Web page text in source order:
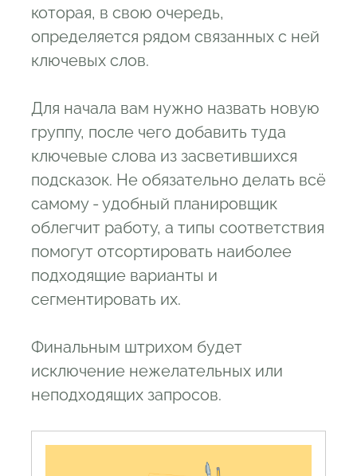
которая, в свою очередь,
определяется рядом связанных с ней
ключевых слов.
Для начала вам нужно назвать новую
группу, после чего добавить туда
ключевые слова из засветившихся
подсказок. Не обязательно делать всё
самому - удобный планировщик
облегчит работу, а типы соответствия
помогут отсортировать наиболее
подходящие варианты и
сегментировать их.
Финальным штрихом будет
исключение нежелательных или
неподходящих запросов.